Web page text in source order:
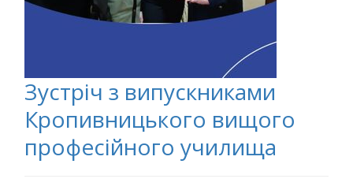
Зустріч з випускниками
Кропивницького вищого
професійного училища